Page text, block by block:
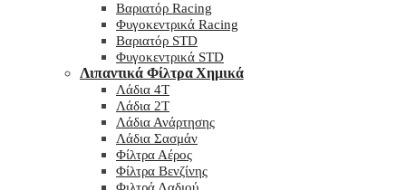
Βαριατόρ Racing
Φυγοκεντρικά Racing
Βαριατόρ STD
Φυγοκεντρικά STD
Λιπαντικά Φίλτρα Χημικά
Λάδια 4T
Λάδια 2T
Λάδια Ανάρτησης
Λάδια Σασμάν
Φίλτρα Αέρος
Φίλτρα Βενζίνης